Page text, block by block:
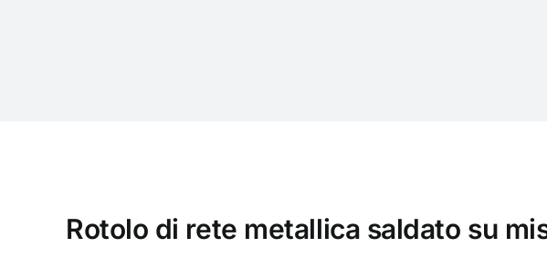
Rotolo di rete metallica saldato su